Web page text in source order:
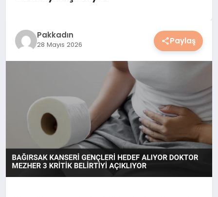
YEMEK
HESAPLAMALAR
Pakkadın
28 Mayıs 2026 Paylaş